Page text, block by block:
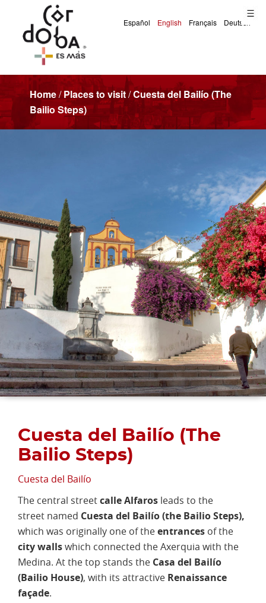
Home/Places to visit/Cuesta del Bailío (The
Bailio Steps)
Cuesta del Bailío (The
Bailio Steps)
Cuesta del Bailío
The central streetcalle Alfaros leads to the
street named Cuesta del Bailío (the Bailio Steps),
which was originally one of theentrances of the
city wallswhich connected the Axerquia with the
Medina. At the top stands the Casa del Bailío
(Bailio House), with its attractive Renaissance
façade.